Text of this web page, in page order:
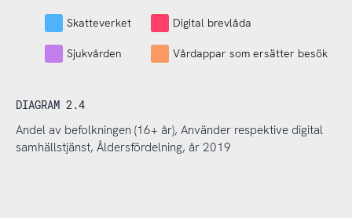
Skatteverket Digital brevlåda
Sjukvården Vårdappar som ersätter besök
DIAGRAM 2.4
Andel av befolkningen (16+ år), Använder respektive digital
samhällstjänst, Åldersfördelning, år 2019